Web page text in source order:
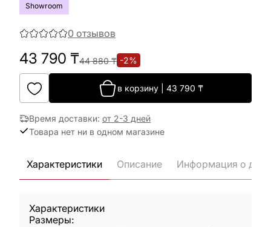
Showroom
0 отзывов
43 790 ₸44 880₸ -2%
в корзину| 43 790 ₸
Время доставки: от 2-3 дней
Товара нет ни в одном магазине
Характеристики Описание Информация о
Характеристики
Размеры: